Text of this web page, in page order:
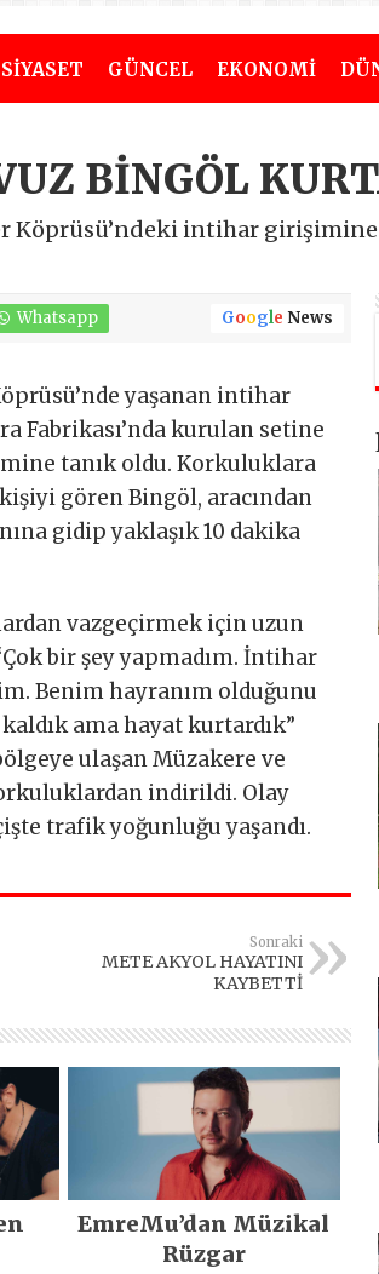
SİYASET GÜNCEL EKONOMİ
BİNGÖL
Köprüsü’ndeki intihar
Whatsapp Google News
yaşanan intihar
Fabrikası’nda kurulan setine
tanık oldu. Korkuluklara
gören Bingöl, aracından
gidip yaklaşık 10 dakika
vazgeçirmek için uzun
bir şey yapmadım. İntihar
Benim hayranım olduğunu
ama hayat kurtardık”
ulaşan Müzakere ve
indirildi. Olay
trafik yoğunluğu yaşandı.
Sonraki
METE AKYOL HAYATINI
KAYBETTİ
EmreMu’dan Müzikal
Rüzgar